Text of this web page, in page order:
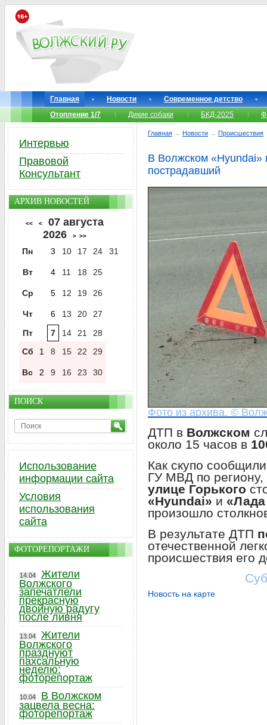
Главная Новости
Современное детство
Отопление 1/7
Дикие собаки БКД-2025
Главная → Новости → Происшествия
В Волжском «Hyundai»
пострадавший
Фото из архива. ©
ДТП в Волжском
около 15 часов в
Как скупо
ГУ МВД по
улице Горького
«Hyundai» и
произошло
В результате ДТП
отечественной
происшествия его
Новость на карте
Интервью
Правовой
Консультант
АРХИВ НОВОСТЕЙ
<< <
07 августа
2026
> >>
Пн 3 10 17 24 31
Вт 4 11 18 25
Ср 5 12 19 26
Чт 6 13 20
27
Пт
7 14 21
28
Сб
1 8 15 22 29
Вс 2 9 16 23 30
ПОИСК
Использование
информации сайта
Условия
использования
сайта
ФОТОРЕПОРТАЖИ
14.04
Жители
Волжского
запечатлели
прекрасную
двойную радугу
после ливня
13.04
Жители
Волжского
празднуют
пахсальную
неделю:
фоторепортаж
10.04
В Волжском
зацвела весна:
фоторепортаж